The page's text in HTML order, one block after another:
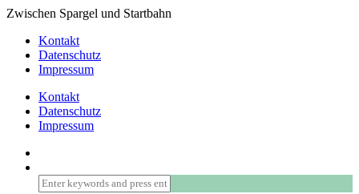
Zwischen Spargel und Startbahn
Kontakt
Datenschutz
Impressum
Kontakt
Datenschutz
Impressum